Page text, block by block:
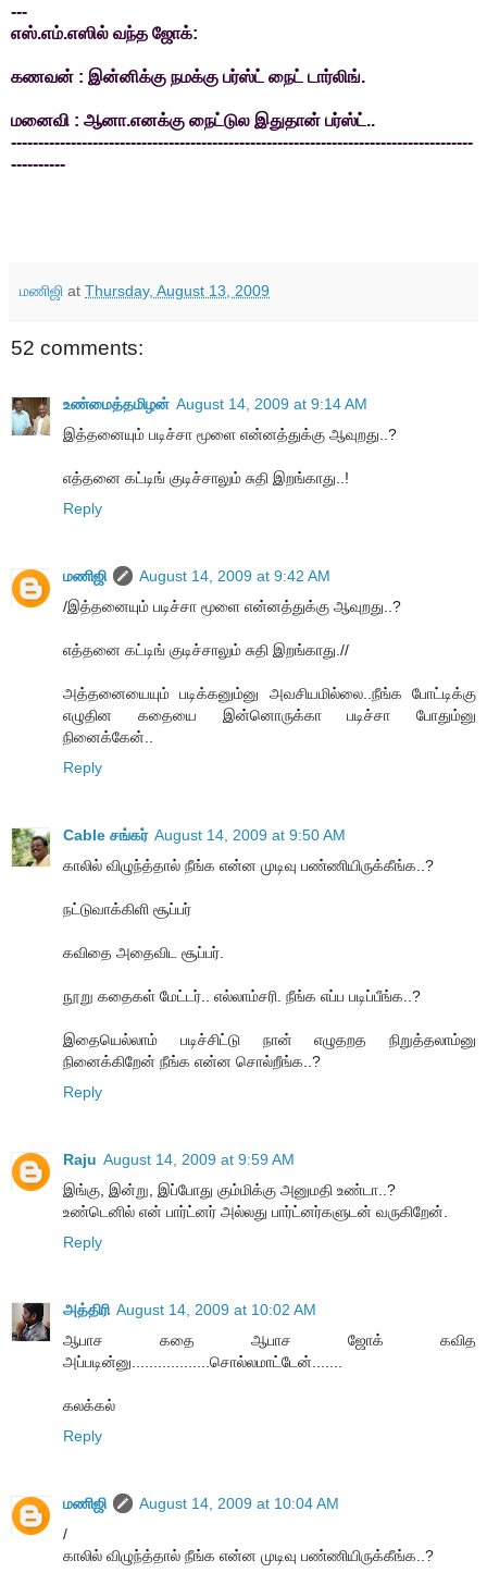
---
எஸ்.எம்.எஸில் வந்த ஜோக்:
கணவன் : இன்னிக்கு நமக்கு பர்ஸ்ட் நைட் டார்லிங்.
மனைவி : ஆனா.எனக்கு நைட்டுல இதுதான் பர்ஸ்ட்..
-------------------------------------------------------------------------------------
----------
மணிஜி at Thursday, August 13, 2009
52 comments:
உண்மைத்தமிழன் August 14, 2009 at 9:14 AM
இத்தனையும் படிச்சா மூளை என்னத்துக்கு ஆவுறது..?
எத்தனை கட்டிங் குடிச்சாலும் சுதி இறங்காது..!
Reply
மணிஜி
August 14, 2009 at 9:42 AM
/இத்தனையும் படிச்சா மூளை என்னத்துக்கு ஆவுறது..?
எத்தனை கட்டிங் குடிச்சாலும் சுதி இறங்காது.//
அத்தனையையும் படிக்கனும்னு அவசியமில்லை..நீங்க போட்டிக்கு
எழுதின கதையை இன்னொருக்கா படிச்சா போதும்னு
நினைக்கேன்..
Reply
Cable சங்கர் August 14, 2009 at 9:50 AM
காலில் விழுந்த்தால் நீங்க என்ன முடிவு பண்ணியிருக்கீங்க..?
நட்டுவாக்கிளி சூப்பர்
கவிதை அதைவிட சூப்பர்.
நூறு கதைகள் மேட்டர்.. எல்லாம்சரி. நீங்க எப்ப படிப்பீங்க..?
இதையெல்லாம் படிச்சிட்டு நான் எழுதறத நிறுத்தலாம்னு
நினைக்கிறேன் நீங்க என்ன சொல்றீங்க..?
Reply
Raju August 14, 2009 at 9:59 AM
இங்கு, இன்று, இப்போது கும்மிக்கு அனுமதி உண்டா..?
உண்டெனில் என் பார்ட்னர் அல்லது பார்ட்னர்களுடன் வருகிறேன்.
Reply
அத்திரி August 14, 2009 at 10:02 AM
ஆபாச கதை ஆபாச ஜோக் கவித
அப்படின்னு..................சொல்லமாட்டேன்.......
கலக்கல்
Reply
மணிஜி
August 14, 2009 at 10:04 AM
/
காலில் விழுந்த்தால் நீங்க என்ன முடிவு பண்ணியிருக்கீங்க..?